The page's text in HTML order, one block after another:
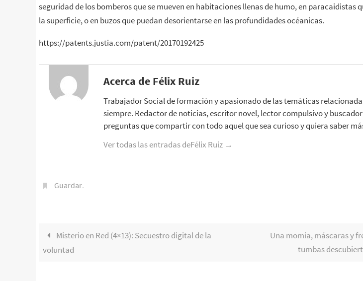
seguridad de los bomberos que se mueven en habitaciones llenas de humo, en paracaidistas
la superficie, o en buzos que puedan desorientarse en las profundidades océanicas.
https://patents.justia.com/patent/20170192425
Acerca de Félix Ruiz
Trabajador Social de formación y apasionado de las temáticas
siempre. Redactor de noticias, escritor novel, lector compulsivo y
preguntas que compartir con todo aquel que sea curioso y quiera saber
Ver todas las entradas deFélix Ruiz →
Guardar.
Misterio en Red (4×13): Secuestro digital de la
voluntad
Una momia, máscaras y
tumbas